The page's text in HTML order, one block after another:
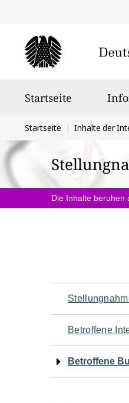
Startseite
Sie
befinden
sich
hier:
Startseite Inhalte der
Die Inhalte beruhen
für
den
Betroffene
Betroffene